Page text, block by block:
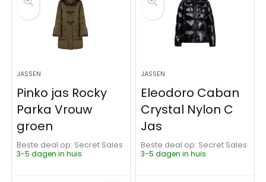
JASSEN
Pinko jas Rocky
Parka Vrouw
groen
Beste deal op:
Secret Sales
3-5 dagen in huis
JASSEN
Eleodoro Caban
Crystal Nylon C
Jas
Beste deal op:
Secret Sales
3-5 dagen in huis